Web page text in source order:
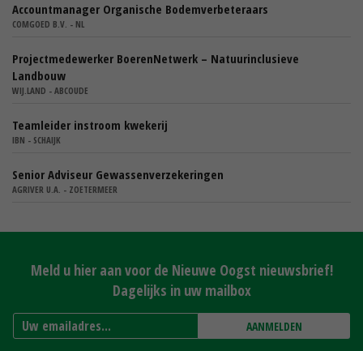
Accountmanager Organische Bodemverbeteraars
COMGOED B.V. - NL
Projectmedewerker BoerenNetwerk – Natuurinclusieve
Landbouw
WIJ.LAND - ABCOUDE
Teamleider instroom kwekerij
IBN - SCHAIJK
Senior Adviseur Gewassenverzekeringen
AGRIVER U.A. - ZOETERMEER
Meld u hier aan voor de Nieuwe Oogst nieuwsbrief!
Dagelijks in uw mailbox
AANMELDEN